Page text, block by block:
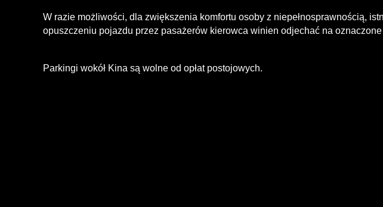
W razie możliwości, dla zwiększenia komfortu osoby z niepełnosprawnością,
opuszczeniu pojazdu przez pasażerów kierowca winien odjechać na
Parkingi wokół Kina są wolne od opłat postojowych.